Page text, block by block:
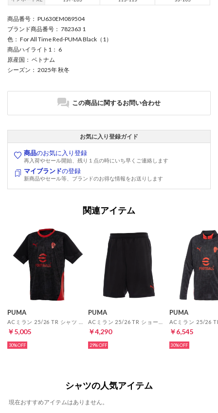
商品番号 ： PU630EM089504
ブランド商品番号 ： 782363 1
色 ： For All Time Red-PUMA Black（1）
商品ハイライト1 ： 6
原産国 ： ベトナム
シーズン ： 2025年 秋冬
この商品に関するお問い合わせ
お気に入り登録ガイド
商品のお気に入り登録
再入荷やセール開始、残り１点の時にいち早くご連絡します
マイブランドの登録
新商品やセール等、ブランドのお得な情報をお送りします
関連アイテム
PUMA
￥5,005
30%
PUMA
￥4,290
29%
PUMA
￥6,545
30%
シャツの人気アイテム
現在おすすめアイテムはありません。